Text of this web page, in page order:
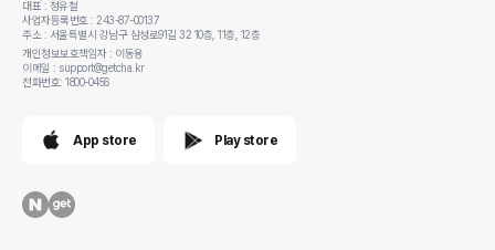
대표 : 정유철
사업자등록번호 : 243-87-00137
주소 : 서울특별시 강남구 삼성로91길 32 10층, 11층, 12층
개인정보보호책임자 : 이동용
이메일 : support@getcha.kr
전화번호: 1800-0456
App store Play store